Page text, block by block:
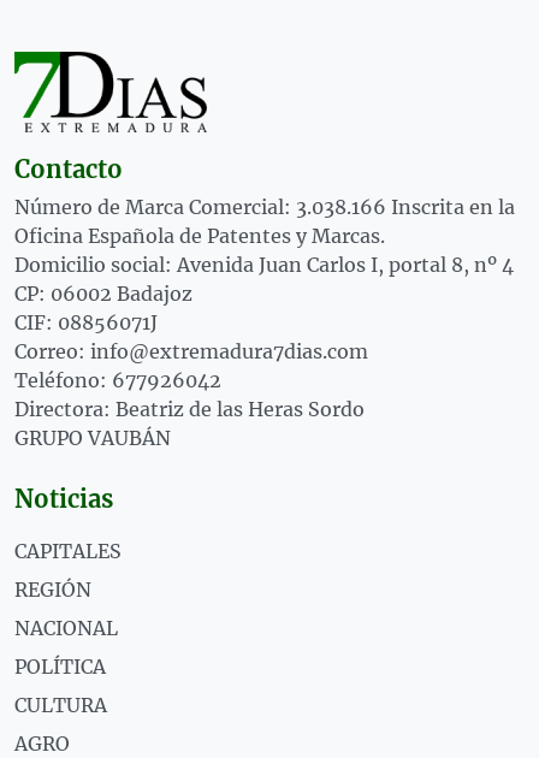
Contacto
Número de Marca Comercial: 3.038.166 Inscrita en la
Oficina Española de Patentes y Marcas.
Domicilio social: Avenida Juan Carlos I, portal 8, nº 4
CP: 06002 Badajoz
CIF: 08856071J
Correo: info@extremadura7dias.com
Teléfono: 677926042
Directora: Beatriz de las Heras Sordo
GRUPO VAUBÁN
Noticias
CAPITALES
REGIÓN
NACIONAL
POLÍTICA
CULTURA
AGRO